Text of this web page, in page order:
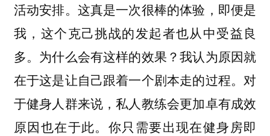
活动安排。这真是一次很棒的体验，即便是
我，这个克己挑战的发起者也从中受益良
多。为什么会有这样的效果？我认为原因就
在于这是让自己跟着一个剧本走的过程。对
于健身人群来说，私人教练会更加卓有成效
原因也在于此。你只需要出现在健身房即